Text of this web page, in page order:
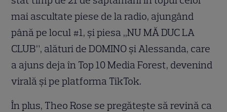
mai ascultate piese de la radio, ajungând
până pe locul #1, și piesa ,,NU MĂ DUC LA
CLUB”, alături de DOMINO și Alessanda, care
a ajuns deja în Top 10 Media Forest, devenind
virală și pe platforma TikTok.
În plus, Theo Rose se pregătește să revină ca